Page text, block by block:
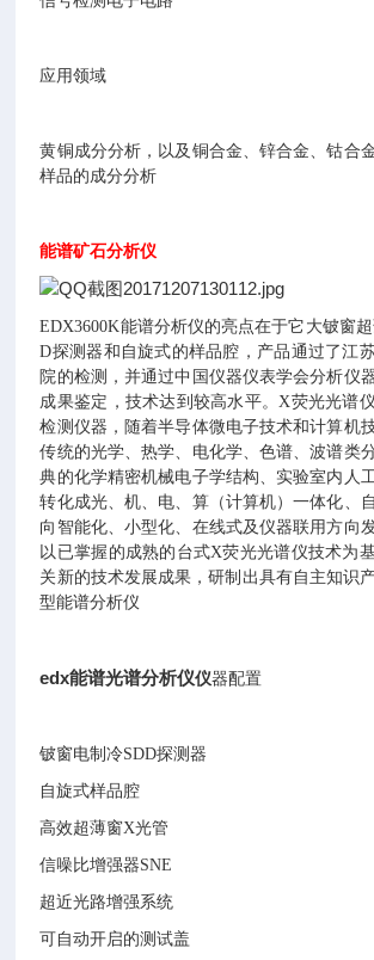
应用领域
黄铜成分分析，以及铜合金、锌合金、钴合
样品的成分分析
能谱矿石分析仪
EDX3600K能谱分析仪的亮点在于它大铍窗
D探测器和自旋式的样品腔，产品通过了江
院的检测，并通过中国仪器仪表学会分析仪
成果鉴定，技术达到较高水平。X荧光光谱
检测仪器，随着半导体微电子技术和计算机
传统的光学、热学、电化学、色谱、波谱类
典的化学精密机械电子学结构、实验室内人
转化成光、机、电、算（计算机）一体化、
向智能化、小型化、在线式及仪器联用方向
以已掌握的成熟的台式X荧光光谱仪技术为
关新的技术发展成果，研制出具有自主知识
型能谱分析仪
edx能谱光谱分析仪仪器配置
铍窗电制冷SDD探测器
自旋式样品腔
高效超薄窗X光管
信噪比增强器SNE
超近光路增强系统
可自动开启的测试盖